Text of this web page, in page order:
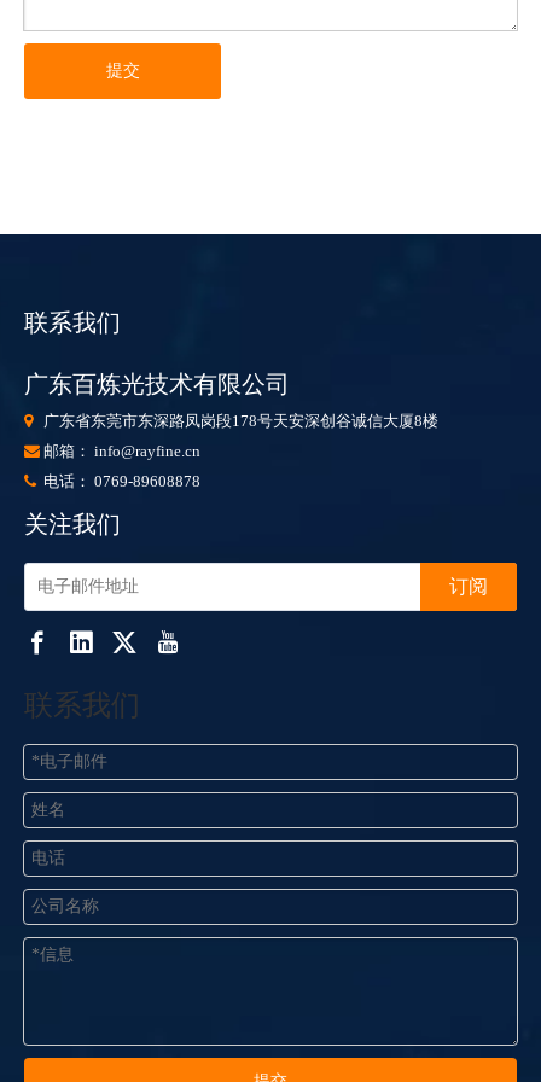
提交
联系我们
广东百炼光技术有限公司
 广东省东莞市东深路凤岗段178号天安深创谷诚信大厦8楼
 邮箱： info@rayfine.cn
 电话： 0769-89608878
关注我们
订阅
联系我们